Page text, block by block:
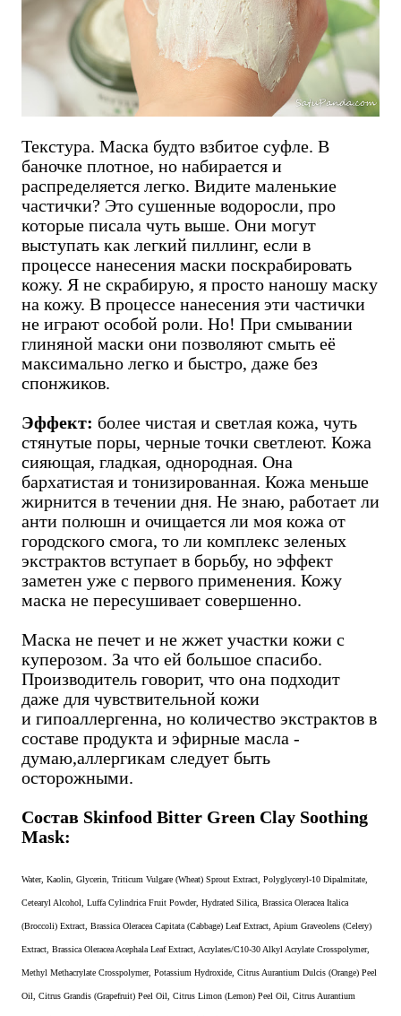
Текстура. Маска будто взбитое суфле. В
баночке плотное, но набирается и
распределяется легко. Видите маленькие
частички? Это сушенные водоросли, про
которые писала чуть выше. Они могут
выступать как легкий пиллинг, если в
процессе нанесения маски поскрабировать
кожу. Я не скрабирую, я просто наношу маску
на кожу. В процессе нанесения эти частички
не играют особой роли. Но! При смывании
глиняной маски они позволяют смыть её
максимально легко и быстро, даже без
спонжиков.
Эффект: более чистая и светлая кожа, чуть
стянутые поры, черные точки светлеют. Кожа
сияющая, гладкая, однородная. Она
бархатистая и тонизированная. Кожа меньше
жирнится в течении дня. Не знаю, работает ли
анти полюшн и очищается ли моя кожа от
городского смога, то ли комплекс зеленых
экстрактов вступает в борьбу, но эффект
заметен уже с первого применения. Кожу
маска не пересушивает совершенно.
Маска не печет и не жжет участки кожи с
куперозом. За что ей большое спасибо.
Производитель говорит, что она подходит
даже для чувствительной кожи
и гипоаллергенна, но количество экстрактов в
составе продукта и эфирные масла -
думаю,аллергикам следует быть
осторожными.
Состав Skinfood Bitter Green Clay Soothing
Mask:
Water, Kaolin, Glycerin, Triticum Vulgare (Wheat) Sprout Extract, Polyglyceryl-10 Dipalmitate,
Cetearyl Alcohol, Luffa Cylindrica Fruit Powder, Hydrated Silica, Brassica Oleracea Italica
(Broccoli) Extract, Brassica Oleracea Capitata (Cabbage) Leaf Extract, Apium Graveolens (Celery)
Extract, Brassica Oleracea Acephala Leaf Extract, Acrylates/C10-30 Alkyl Acrylate Crosspolymer,
Methyl Methacrylate Crosspolymer, Potassium Hydroxide, Citrus Aurantium Dulcis (Orange) Peel
Oil, Citrus Grandis (Grapefruit) Peel Oil, Citrus Limon (Lemon) Peel Oil, Citrus Aurantium